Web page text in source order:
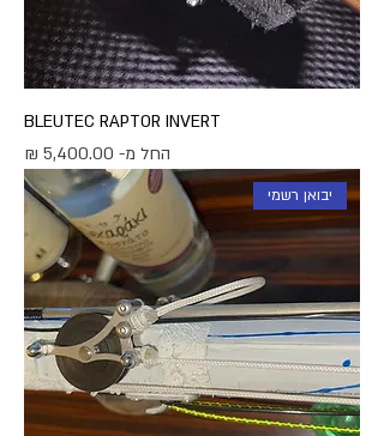
BLEUTEC RAPTOR INVERT
החל מ-
מחיר מבצע
יבואן רשמי